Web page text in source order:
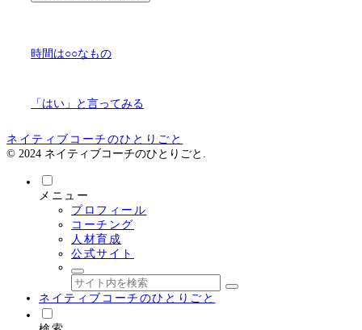
時間は○○なもの
「はい」と言ってみる
ネイティブコーチのひとりごと
© 2024 ネイティブコーチのひとりごと.
メニュー
プロフィール
コーチング
人材育成
公式サイト
ネイティブコーチのひとりごと